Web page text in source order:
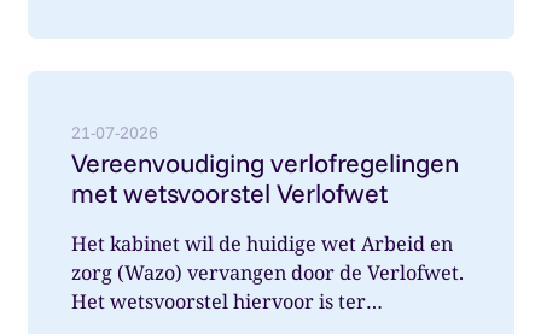
21-07-2026
Vereenvoudiging verlofregelingen
met wetsvoorstel Verlofwet
Het kabinet wil de huidige wet Arbeid en
zorg (Wazo) vervangen door de Verlofwet.
Het wetsvoorstel hiervoor is ter